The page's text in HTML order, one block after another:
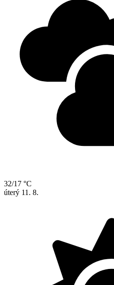
32/17 °C
úterý 11. 8.